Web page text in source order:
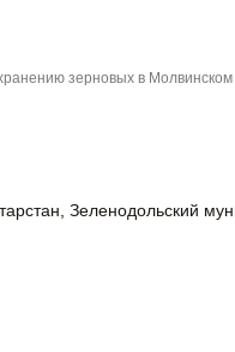
зерновых в
Зеленодольский